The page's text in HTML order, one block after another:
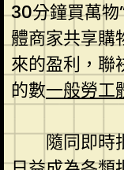
30分鐘買萬物
體商家共享購
來的盈利，聯
的數一般勞工
隨同即時